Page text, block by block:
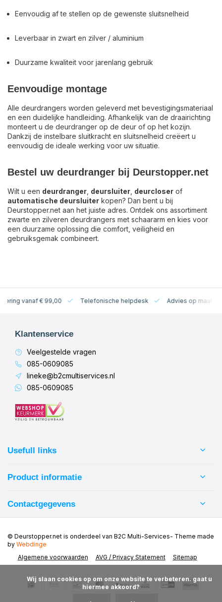
Eenvoudig af te stellen op de gewenste sluitsnelheid
Leverbaar in zwart en zilver / aluminium
Duurzame kwaliteit voor jarenlang gebruik
Eenvoudige montage
Alle deurdrangers worden geleverd met bevestigingsmateriaal
en een duidelijke handleiding. Afhankelijk van de draairichting
monteert u de deurdranger op de deur of op het kozijn.
Dankzij de instelbare sluitkracht en sluitsnelheid creëert u
eenvoudig de ideale werking voor uw situatie.
Bestel uw deurdranger bij Deurstopper.net
Wilt u een deurdranger deursluiter deurcloser of
automatische deursluiter kopen? Dan bent u bij
Deurstopper.net aan het juiste adres. Ontdek ons assortiment
zwarte en zilveren deurdrangers met schaararm en kies voor
een duurzame oplossing die comfort, veiligheid en
gebruiksgemak combineert.
vanaf € 99,00 Telefonische helpdesk Advies op maat
Klantenservice
Veelgestelde vragen
085-0609085
lineke@b2cmultiservices.nl
085-0609085
Usefull links
Product informatie
Contactgegevens
Algemene voorwaarden AVG / Privacy Statement Sitemap
© Deurstopper.net is onderdeel van B2C Multi-Services- Theme made
by Webdinge
hiermee akkoord?